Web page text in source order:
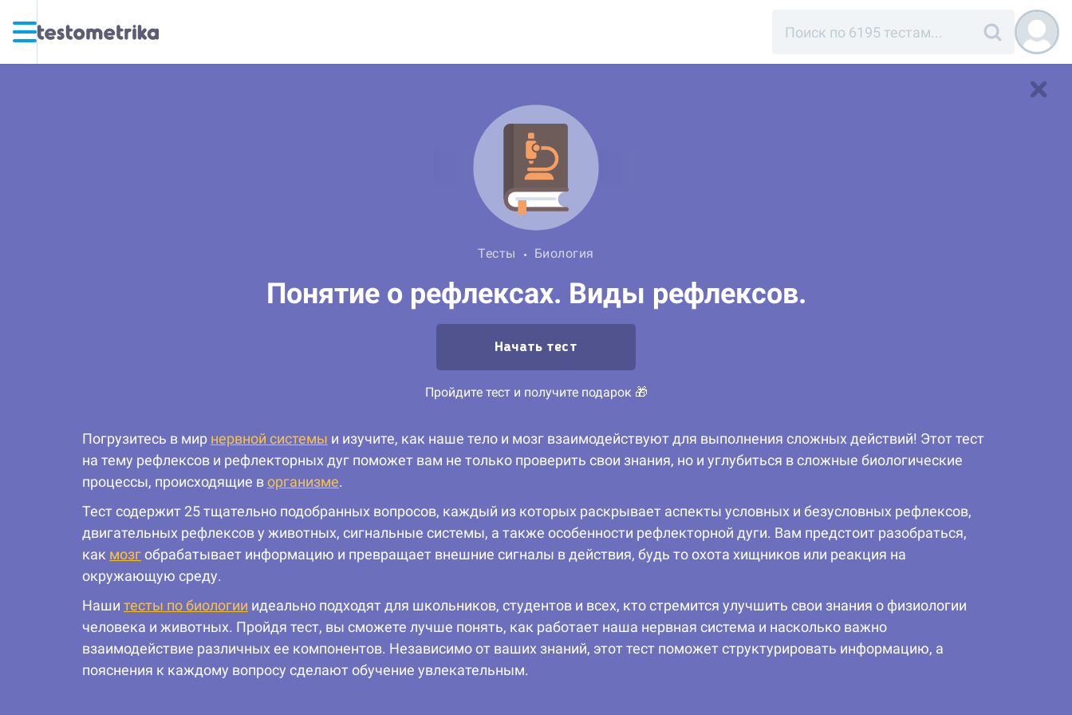
Тесты Биология
Понятие о рефлексах. Виды рефлексов.
Начать тест
Пройдите тест и получите подарок 🎁
Погрузитесь в мир нервной системы и изучите, как наше тело и мозг взаимодействуют для выполнения сложных действий! Этот тест
на тему рефлексов и рефлекторных дуг поможет вам не только проверить свои знания, но и углубиться в сложные биологические
процессы, происходящие ворганизме.
Тест содержит 25 тщательно подобранных вопросов, каждый из которых раскрывает аспекты условных и безусловных рефлексов,
двигательных рефлексов у животных, сигнальные системы, а также особенности рефлекторной дуги. Вам предстоит разобраться,
как мозгобрабатывает информацию и превращает внешние сигналы в действия, будь то охота хищников или реакция на
окружающую среду.
Наши тесты по биологии идеально подходят для школьников, студентов и всех, кто стремится улучшить свои знания о физиологии
человека и животных. Пройдя тест, вы сможете лучше понять, как работает наша нервная система и насколько важно
взаимодействие различных ее компонентов. Независимо от ваших знаний, этот тест поможет структурировать информацию, а
пояснения к каждому вопросу сделают обучение увлекательным.